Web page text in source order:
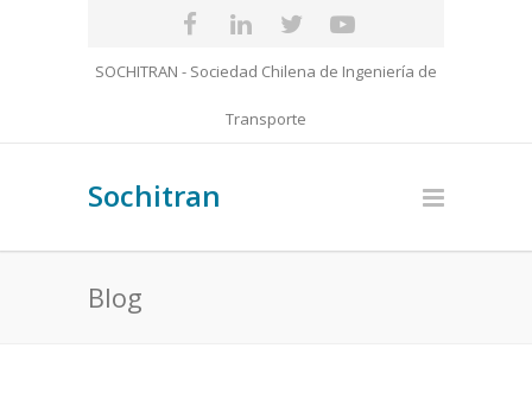
SOCHITRAN - Sociedad Chilena de Ingeniería de
Transporte
Sochitran
Blog